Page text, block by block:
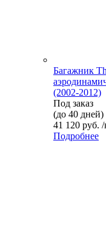
Багажник
(2002-2012)
Под заказ
(до 40 дней)
41 120 руб.
Подробнее